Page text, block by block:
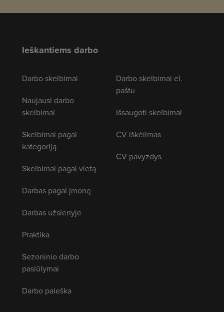
Ieškantiems darbo
Darbo skelbimai
Naujausi darbo
skelbimai
Skelbimai pagal
kategoriją
Skelbimai pagal vietą
Darbas pagal įmonę
Darbas užsienyje
Praktika
Sezoninio darbo
pasiūlymai
Darbo paieška
Darbo skelbimai el.
paštu
Išsaugoti skelbimai
CV iškėlimas
CV pavyzdys